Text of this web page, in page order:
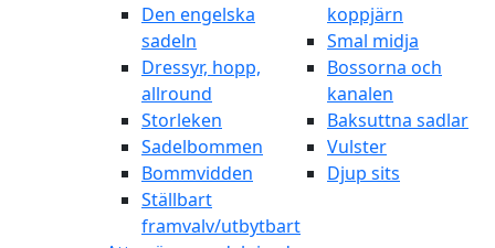
Den engelska
sadeln
Dressyr, hopp,
allround
Storleken
Sadelbommen
Bommvidden
Ställbart
framvalv/utbytbart
koppjärn
Smal midja
Bossorna och
kanalen
Baksuttna sadlar
Vulster
Djup sits